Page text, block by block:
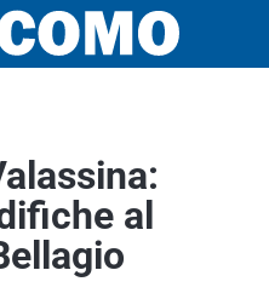
al